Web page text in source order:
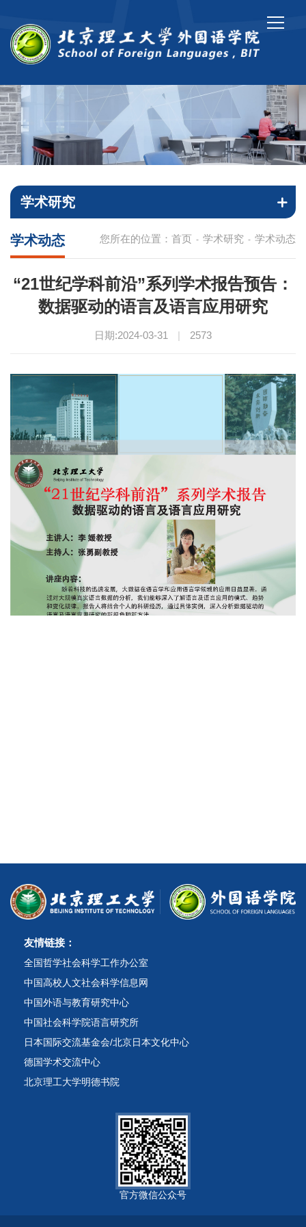
学术研究
您所在的位置： 首页 - 学术研究 - 学术动态
学术动态
“21世纪学科前沿”系列学术报告预告：
数据驱动的语言及语言应用研究
日期:2024-03-31 | 2573
友情链接：
全国哲学社会科学工作办公室
中国高校人文社会科学信息网
中国外语与教育研究中心
中国社会科学院语言研究所
日本国际交流基金会/北京日本文化中心
德国学术交流中心
北京理工大学明德书院
官方微信公众号